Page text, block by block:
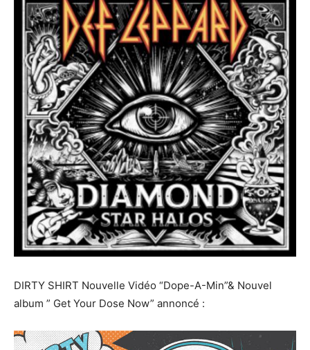
DIRTY SHIRT Nouvelle Vidéo “Dope-A-Min”& Nouvel
album ” Get Your Dose Now” annoncé :